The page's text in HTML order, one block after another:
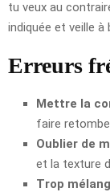
tu veux au
indiquée et veille à
Erreurs
Mettre la
faire
Oublier de
et la texture
Trop